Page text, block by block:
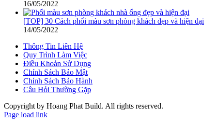
16/05/2022
[TOP] 30 Cách phối màu sơn phòng khách đẹp và hiện đại
14/05/2022
Thông Tin Liên Hệ
Quy Trình Làm Việc
Điều Khoản Sử Dụng
Chính Sách Bảo Mật
Chính Sách Bảo Hành
Câu Hỏi Thường Gặp
Copyright by Hoang Phat Build. All rights reserved.
Page load link